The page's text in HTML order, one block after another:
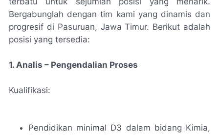
Bergabunglah dengan tim kami yang dinamis dan
progresif di Pasuruan, Jawa Timur. Berikut adalah
posisi yang tersedia:
1. Analis – Pengendalian Proses
Kualifikasi:
Pendidikan minimal D3 dalam bidang Kimia,